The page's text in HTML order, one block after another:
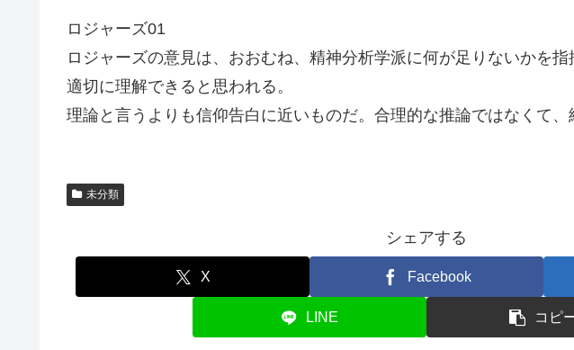
ロジャーズ01
ロジャーズの意見は、おおむね、精神分析学派に何が足りないかを指
適切に理解できると思われる。
理論と言うよりも信仰告白に近いものだ。合理的な推論ではなくて、
未分類
シェアする
X Facebook
LINE コピ